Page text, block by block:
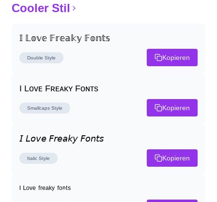
Cooler Stil
𝕀 𝕃𝕠𝕧𝕖 𝔽𝕣𝕖𝕒𝕜𝕪 𝔽𝕠𝕟𝕥𝕤
Double Style Kopieren
I Lᴏᴠᴇ Fʀᴇᴀᴋʏ Fᴏɴᴛs
Smallcaps Style Kopieren
𝘐 𝘓𝘰𝘷𝘦 𝘍𝘳𝘦𝘢𝘬𝘺 𝘍𝘰𝘯𝘵𝘴
Italic Style Kopieren
ᴵ ᴸᵒᵛᵉ ᶠʳᵉᵃᵏʸ ᶠᵒⁿᵗˢ